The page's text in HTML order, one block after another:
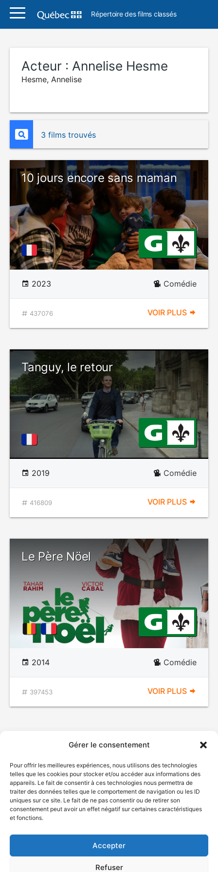
Gérer le consentement
Pour offrir les meilleures expériences, nous utilisons des technologies
telles que les cookies pour stocker et/ou accéder aux informations des
appareils. Le fait de consentir à ces technologies nous permettra de
traiter des données telles que le comportement de navigation ou les ID
uniques sur ce site. Le fait de ne pas consentir ou de retirer son
consentement peut avoir un effet négatif sur certaines caractéristiques
et fonctions.
Accepter
Refuser
Répertoire des films classés
Acteur : Annelise Hesme
Hesme, Annelise
3 films trouvés
10 jours encore sans maman
2023 Comédie
437076 VOIR PLUS
Tanguy, le retour
2019 Comédie
416809 VOIR PLUS
Le Père Nöel
2014 Comédie
397453 VOIR PLUS
© Gouvernement du Québec, 2026
Plan du site
Accessibilité
Accès à l'information
Déclaration de services